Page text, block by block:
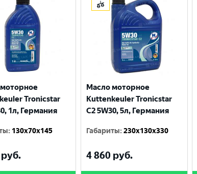
Tronicstar
1л, Германия
: 130x70x145
руб.
Масло моторное
Kuttenkeuler Tronicstar
C2 5W30, 5л, Германия
Габариты:230x130x330
4 860 руб.
Выберите ваш город